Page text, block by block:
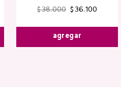
$ 38.000 $ 36.100
agregar